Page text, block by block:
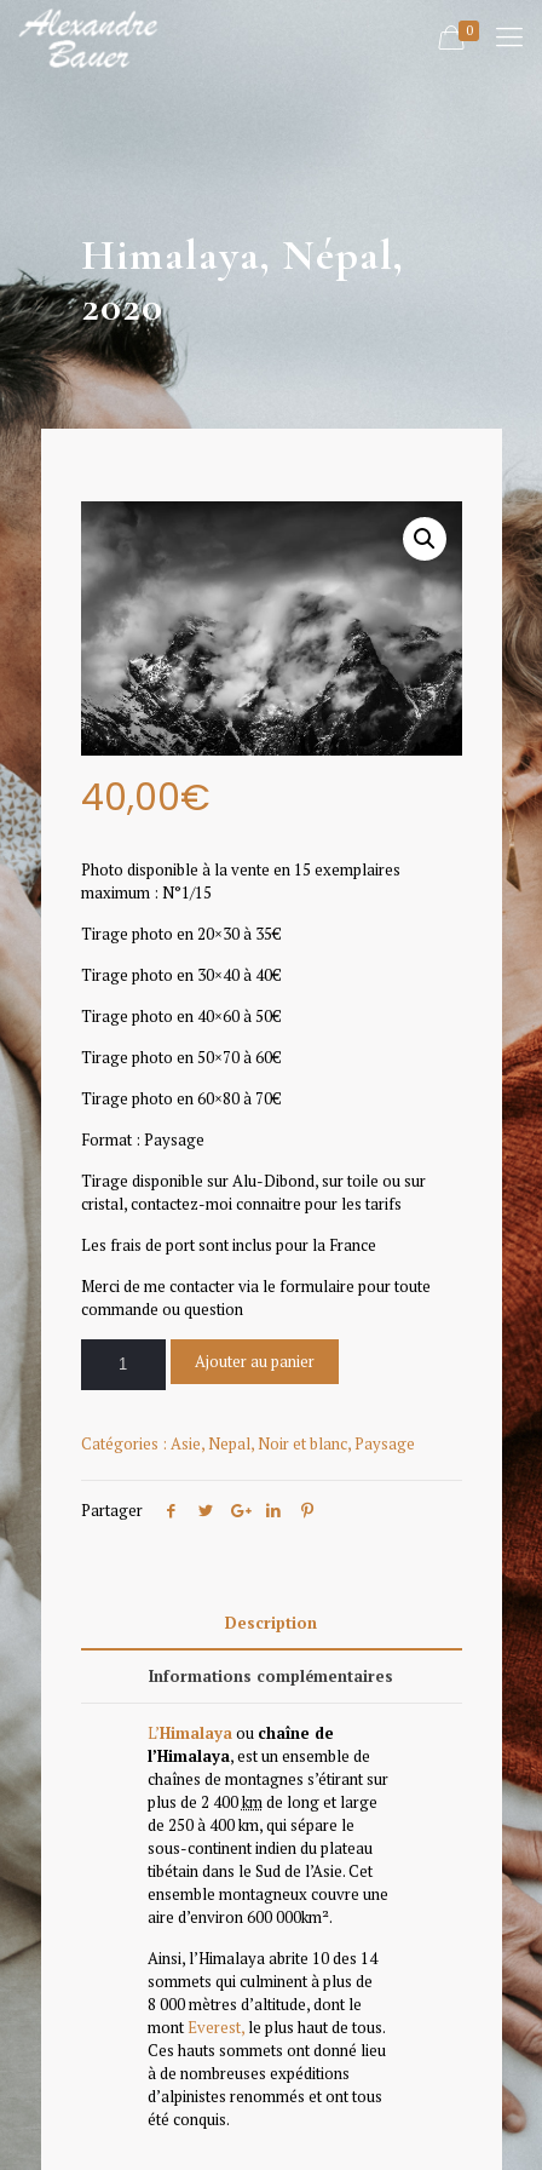
0
Himalaya, Népal,
2020
40,00€
Photo disponible à la vente en 15 exemplaires
maximum : N°1/15
Tirage photo en 20×30 à 35€
Tirage photo en 30×40 à 40€
Tirage photo en 40×60 à 50€
Tirage photo en 50×70 à 60€
Tirage photo en 60×80 à 70€
Format : Paysage
Tirage disponible sur Alu-Dibond, sur toile ou sur
cristal, contactez-moi connaitre pour les tarifs
Les frais de port sont inclus pour la France
Merci de me contacter via le formulaire pour toute
commande ou question
Ajouter au panier
Catégories : Asie,Nepal,Noir et blanc,Paysage
Partager
Description
Informations complémentaires
L’Himalayaou chaîne de
l’Himalaya, est un ensemble de
chaînes de montagnes s’étirant sur
plus de 2 400kmde long et large
de 250 à 400 km, qui sépare le
sous-continent indien du plateau
tibétain dans le Sud de l’Asie. Cet
ensemble montagneux couvre une
aire d’environ 600 000km².
Ainsi, l’Himalaya abrite 10 des 14
sommets qui culminent à plus de
8 000 mètres d’altitude, dont le
montEverest,le plus haut de tous.
Ces hauts sommets ont donné lieu
à de nombreuses expéditions
d’alpinistes renommés et ont tous
été conquis.